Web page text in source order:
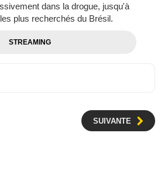
dans la drogue, jusqu'à
plus recherchés du Brésil.
STREAMING
SUIVANTE